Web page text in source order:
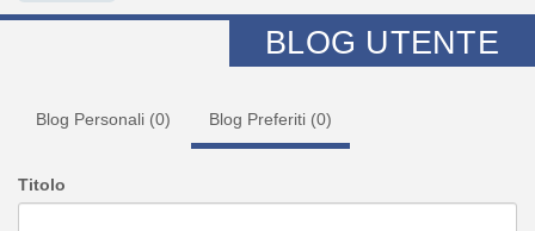
BLOG UTENTE
Blog Personali (0) Blog Preferiti (0)
Titolo